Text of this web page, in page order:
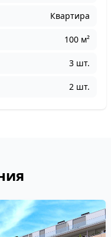
Квартира
100 м²
3 шт.
2 шт.